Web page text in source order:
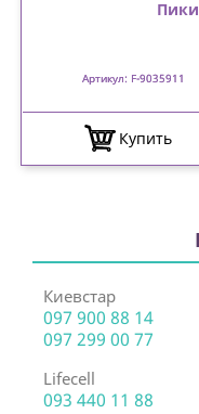
Артикул: F-9035911
Купить
Киевстар
097 900 88 14
097 299 00 77
Lifecell
093 440 11 88